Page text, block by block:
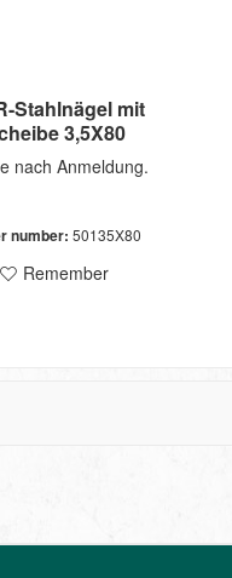
Stahlnägel mit
3,5X80
nach Anmeldung.
number:50135X80
Remember